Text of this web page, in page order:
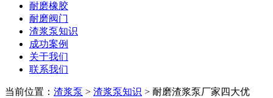
耐磨橡胶
耐磨阀门
渣浆泵知识
成功案例
关于我们
联系我们
当前位置： 渣浆泵 > 渣浆泵知识 > 耐磨渣浆泵厂家四大优